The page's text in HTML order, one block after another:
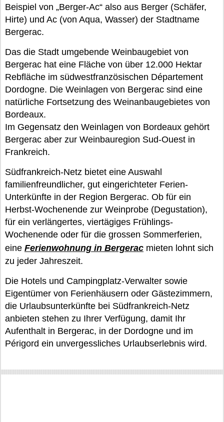
Beispiel von „Berger-Ac“ also aus Berger (Schäfer,
Hirte) und Ac (von Aqua, Wasser) der Stadtname
Bergerac.
Das die Stadt umgebende Weinbaugebiet von
Bergerac hat eine Fläche von über 12.000 Hektar
Rebfläche im südwestfranzösischen Département
Dordogne. Die Weinlagen von Bergerac sind eine
natürliche Fortsetzung des Weinanbaugebietes von
Bordeaux.
Im Gegensatz den Weinlagen von Bordeaux gehört
Bergerac aber zur Weinbauregion Sud-Ouest in
Frankreich.
Südfrankreich-Netz bietet eine Auswahl
familienfreundlicher, gut eingerichteter Ferien-
Unterkünfte in der Region Bergerac. Ob für ein
Herbst-Wochenende zur Weinprobe (Degustation),
für ein verlängertes, viertägiges Frühlings-
Wochenende oder für die grossen Sommerferien,
eine Ferienwohnung in Bergerac mieten lohnt sich
zu jeder Jahreszeit.
Die Hotels und Campingplatz-Verwalter sowie
Eigentümer von Ferienhäusern oder Gästezimmern,
die Urlaubsunterkünfte bei Südfrankreich-Netz
anbieten stehen zu Ihrer Verfügung, damit Ihr
Aufenthalt in Bergerac, in der Dordogne und im
Périgord ein unvergessliches Urlaubserlebnis wird.